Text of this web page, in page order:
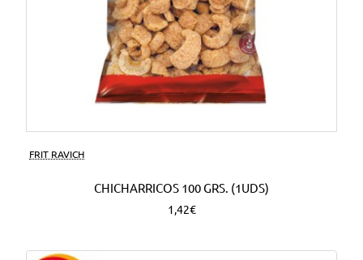
FRIT RAVICH
CHICHARRICOS 100 GRS. (1UDS)
1,42€